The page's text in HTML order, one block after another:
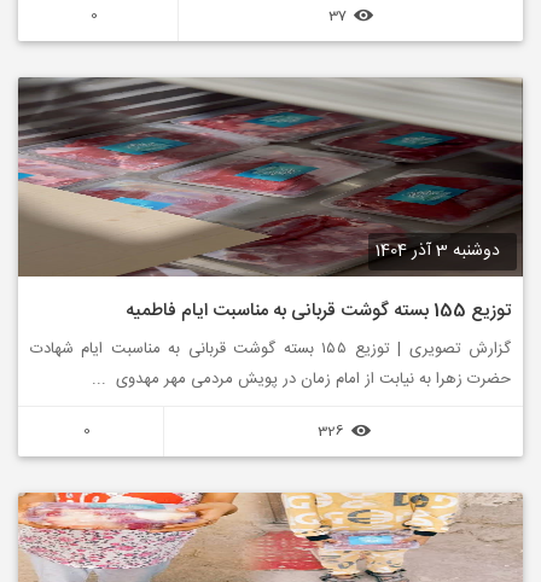
دوشنبه 3 آذر 1404
توزیع 155 بسته گوشت قربانی به مناسبت ایام فاطمیه
گزارش تصویری | توزیع ۱۵۵ بسته گوشت قربانی به مناسبت ایام شهادت
حضرت زهرا به نیابت از امام زمان در پویش مردمی مهر مهدوی ...